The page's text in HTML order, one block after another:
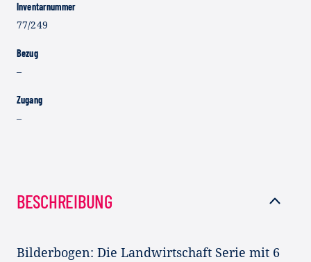
Inventarnummer
77/249
Bezug
–
Zugang
–
BESCHREIBUNG
Bilderbogen: Die Landwirtschaft Serie mit 6